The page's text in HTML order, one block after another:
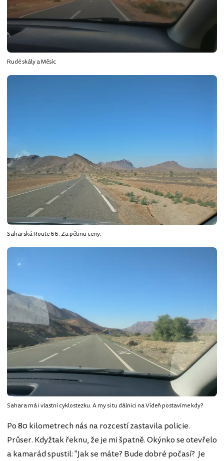
Rudé skály a Měsíc
Saharská Route 66. Za pětinu ceny.
Sahara má i vlastní cyklostezku. A my si tu dálnici na Vídeň postavíme kdy?
Po 80 kilometrech nás na rozcestí zastavila policie.
Průser. Kdyžtak řeknu, že je mi špatně. Okýnko se otevřelo
a kamarád spustil: "Jak se máte? Bude dobré počasí? Je